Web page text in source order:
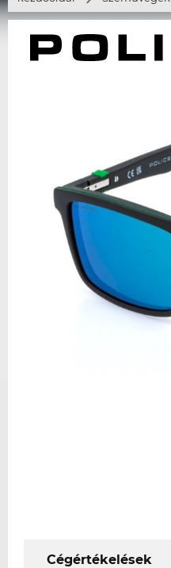
Cégértékelések